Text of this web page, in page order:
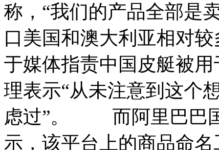
称，“我们的产品全部是
口美国和澳大利亚相对
于媒体指责中国皮艇被
理表示“从未注意到这个
虑过”。 而阿里巴巴国
示，该平台上的商品命